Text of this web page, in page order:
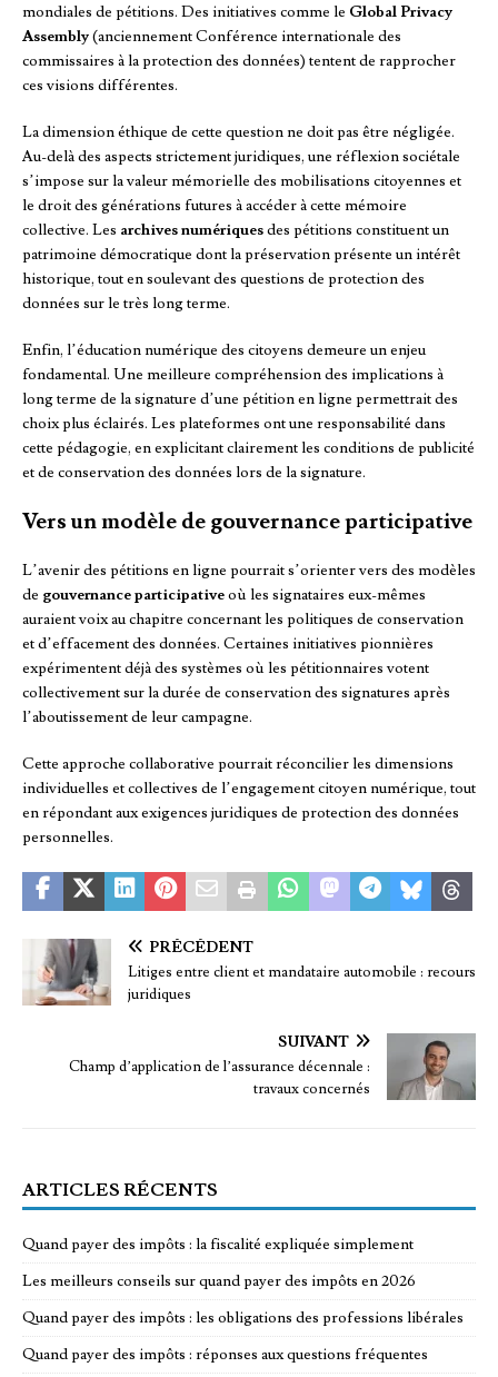
mondiales de pétitions. Des initiatives comme le Global Privacy
Assembly(anciennement Conférence internationale des
commissaires à la protection des données) tentent de rapprocher
ces visions différentes.
La dimension éthique de cette question ne doit pas être négligée.
Au-delà des aspects strictement juridiques, une réflexion sociétale
s’impose sur la valeur mémorielle des mobilisations citoyennes et
le droit des générations futures à accéder à cette mémoire
collective. Les archives numériquesdes pétitions constituent un
patrimoine démocratique dont la préservation présente un intérêt
historique, tout en soulevant des questions de protection des
données sur le très long terme.
Enfin, l’éducation numérique des citoyens demeure un enjeu
fondamental. Une meilleure compréhension des implications à
long terme de la signature d’une pétition en ligne permettrait des
choix plus éclairés. Les plateformes ont une responsabilité dans
cette pédagogie, en explicitant clairement les conditions de publicité
et de conservation des données lors de la signature.
Vers un modèle de gouvernance participative
L’avenir des pétitions en ligne pourrait s’orienter vers des modèles
de gouvernance participativeoù les signataires eux-mêmes
auraient voix au chapitre concernant les politiques de conservation
et d’effacement des données. Certaines initiatives pionnières
expérimentent déjà des systèmes où les pétitionnaires votent
collectivement sur la durée de conservation des signatures après
l’aboutissement de leur campagne.
Cette approche collaborative pourrait réconcilier les dimensions
individuelles et collectives de l’engagement citoyen numérique, tout
en répondant aux exigences juridiques de protection des données
personnelles.
PRÉCÉDENT
Litiges entre client et mandataire automobile : recours
juridiques
SUIVANT
Champ d’application de l’assurance décennale :
travaux concernés
ARTICLES RÉCENTS
Quand payer des impôts : la fiscalité expliquée simplement
Les meilleurs conseils sur quand payer des impôts en 2026
Quand payer des impôts : les obligations des professions libérales
Quand payer des impôts : réponses aux questions fréquentes